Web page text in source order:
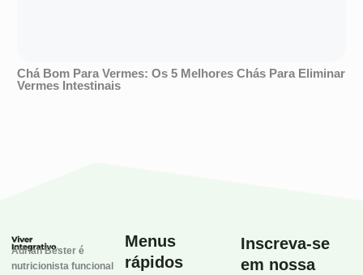
Chá Bom Para Vermes: Os 5 Melhores Chás Para Eliminar
Vermes Intestinais
Adrian Bester é
nutricionista funcional
Menus
rápidos
Inscreva-se
em nossa